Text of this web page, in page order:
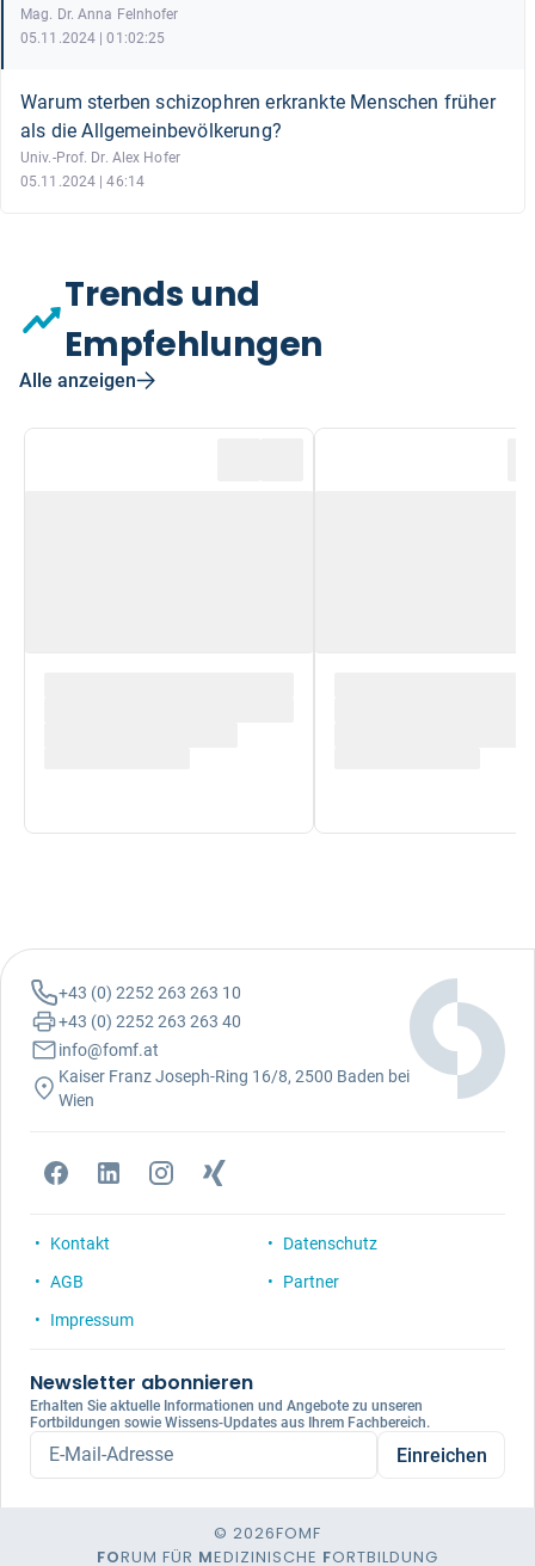
Mag. Dr. Anna Felnhofer
05.11.2024 | 01:02:25
Warum sterben schizophren erkrankte Menschen früher
als die Allgemeinbevölkerung?
Univ.-Prof. Dr. Alex Hofer
05.11.2024 | 46:14
Trends und
Empfehlungen
Alle anzeigen
+43 (0) 2252 263 263 10
+43 (0) 2252 263 263 40
info@fomf.at
Kaiser Franz Joseph-Ring 16/8, 2500 Baden bei
Wien
Kontakt
AGB
Impressum
Datenschutz
Partner
Newsletter abonnieren
Erhalten Sie aktuelle Informationen und Angebote zu unseren
Fortbildungen sowie Wissens-Updates aus Ihrem Fachbereich.
E-Mail-Adresse Einreichen
© 2026FOMF
FORUM FÜR MEDIZINISCHE FORTBILDUNG